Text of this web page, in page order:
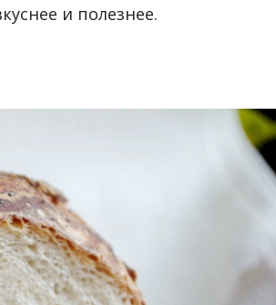
и полезнее.